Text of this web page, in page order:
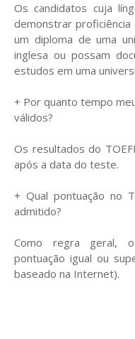
Os candidatos cuja
demonstrar
um diploma de uma
inglesa ou possam
estudos em uma
+ Por quanto tempo
válidos?
Os resultados do
após a data do teste.
+ Qual pontuação no
admitido?
Como regra geral,
pontuação igual ou
baseado na Internet).